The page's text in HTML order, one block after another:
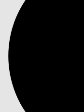
Índice de materias
ÍNDICE DE MATERIAS